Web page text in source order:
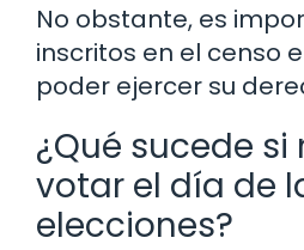
No obstante, es
inscritos en el censo
poder ejercer su
¿Qué sucede
votar el día de
elecciones?